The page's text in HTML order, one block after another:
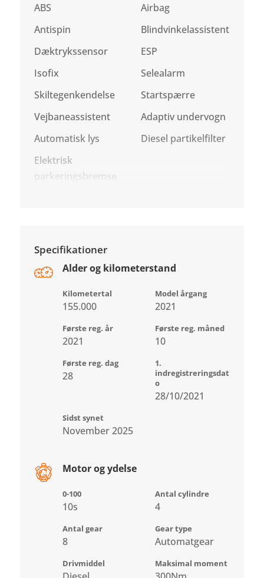
ABS
Airbag
Antispin
Blindvinkelassistent
Dæktrykssensor
ESP
Isofix
Selealarm
Skiltegenkendelse
Startspærre
Vejbaneassistent
Adaptiv undervogn
Automatisk lys
Diesel partikelfilter
Elektrisk
parkeringsbremse
Specifikationer
Alder og kilometerstand
Kilometertal
155.000
Model årgang
2021
Første reg. år
2021
Første reg. måned
10
Første reg. dag
28
1.
indregistreringsdat
o
28/10/2021
Sidst synet
November 2025
Motor og ydelse
0-100
10s
Antal cylindre
4
Antal gear
8
Gear type
Automatgear
Drivmiddel Maksimal moment